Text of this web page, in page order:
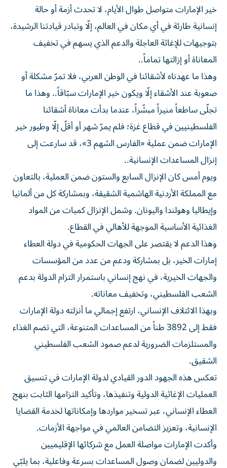
خير الإمارات متواصل طوال الأيام، لا تحدث أزمة أو حالة
إنسانية طارئة في أي مكان في العالم، إلّا وتبادر قيادتنا الرشيدة،
بتوجيهات للإغاثة العاجلة والدعم الذي يسهم في تخفيف
المعاناة أو إزالتها تماماً..
وهذا ما عهدناه لأشقائنا في الوطن العربي، فلا تمرّ مشكلة أو
صعوبة عند الأشقاء إلّا ويكون خير الإمارات سبّاقاً.. وهذا ما
تجلّى ساطعاً منيراً مبشّراً، عندما بدأت معاناة أشقائنا
الفلسطينيين في قطاع غزة؛ فلم يمرّ شهر أو أقلّ إلّا وطيور خير
الإمارات ضمن عملية «الفارس الشهم 3»، قد سارعت إلى
إنزال المساعدات الإنسانية..
ويوم أمس كان الإنزال السابع والستون ضمن العملية، بالتعاون
مع المملكة الأردنية الهاشمية الشقيقة، وبمشاركة كل من ألمانيا
وإيطاليا وهولندا واليونان. وشمل الإنزال كميات من المواد
الغذائية الأساسية الموجهة للأهالي في القطاع.
وهذا الدعم لا يقتصر على الجهات الحكومية في دولة العطاء
إمارات الخير، بل بمشاركة ودعم من عدد من المؤسسات
والجهات الخيرية، في نهج إنساني باستمرار التزام الدولة بدعم
الشعب الفلسطيني، وتخفيف معاناته.
وبهذا الائتلاف الإنساني، ارتفع إجمالي ما أنزلته دولة الإمارات
فقط إلى 3892 طناً من المساعدات المتنوعة، التي تضم الغذاء
والمستلزمات الضرورية لدعم صمود الشعب الفلسطيني
الشقيق.
تعكس هذه الجهود الدور القيادي لدولة الإمارات في تنسيق
العمليات الإغاثية الدولية وتنفيذها، وتأكيد التزامها الثابت بنهج
العطاء الإنساني، عبر تسخير مواردها وإمكاناتها لخدمة القضايا
الإنسانية، وتعزيز التضامن العالمي في مواجهة الأزمات.
وأكدت الإمارات مواصلة العمل مع شركائها الإقليميين
والدوليين لضمان وصول المساعدات بسرعة وفاعلية، بما يلبّي